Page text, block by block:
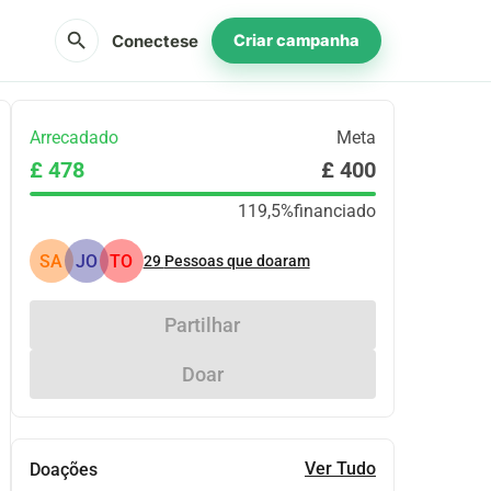
search Conectese Criar campanha
Arrecadado Meta
£ 478 £ 400
119,5%financiado
SA JO TO 29 Pessoas que doaram
Partilhar
Doar
Doações Ver Tudo